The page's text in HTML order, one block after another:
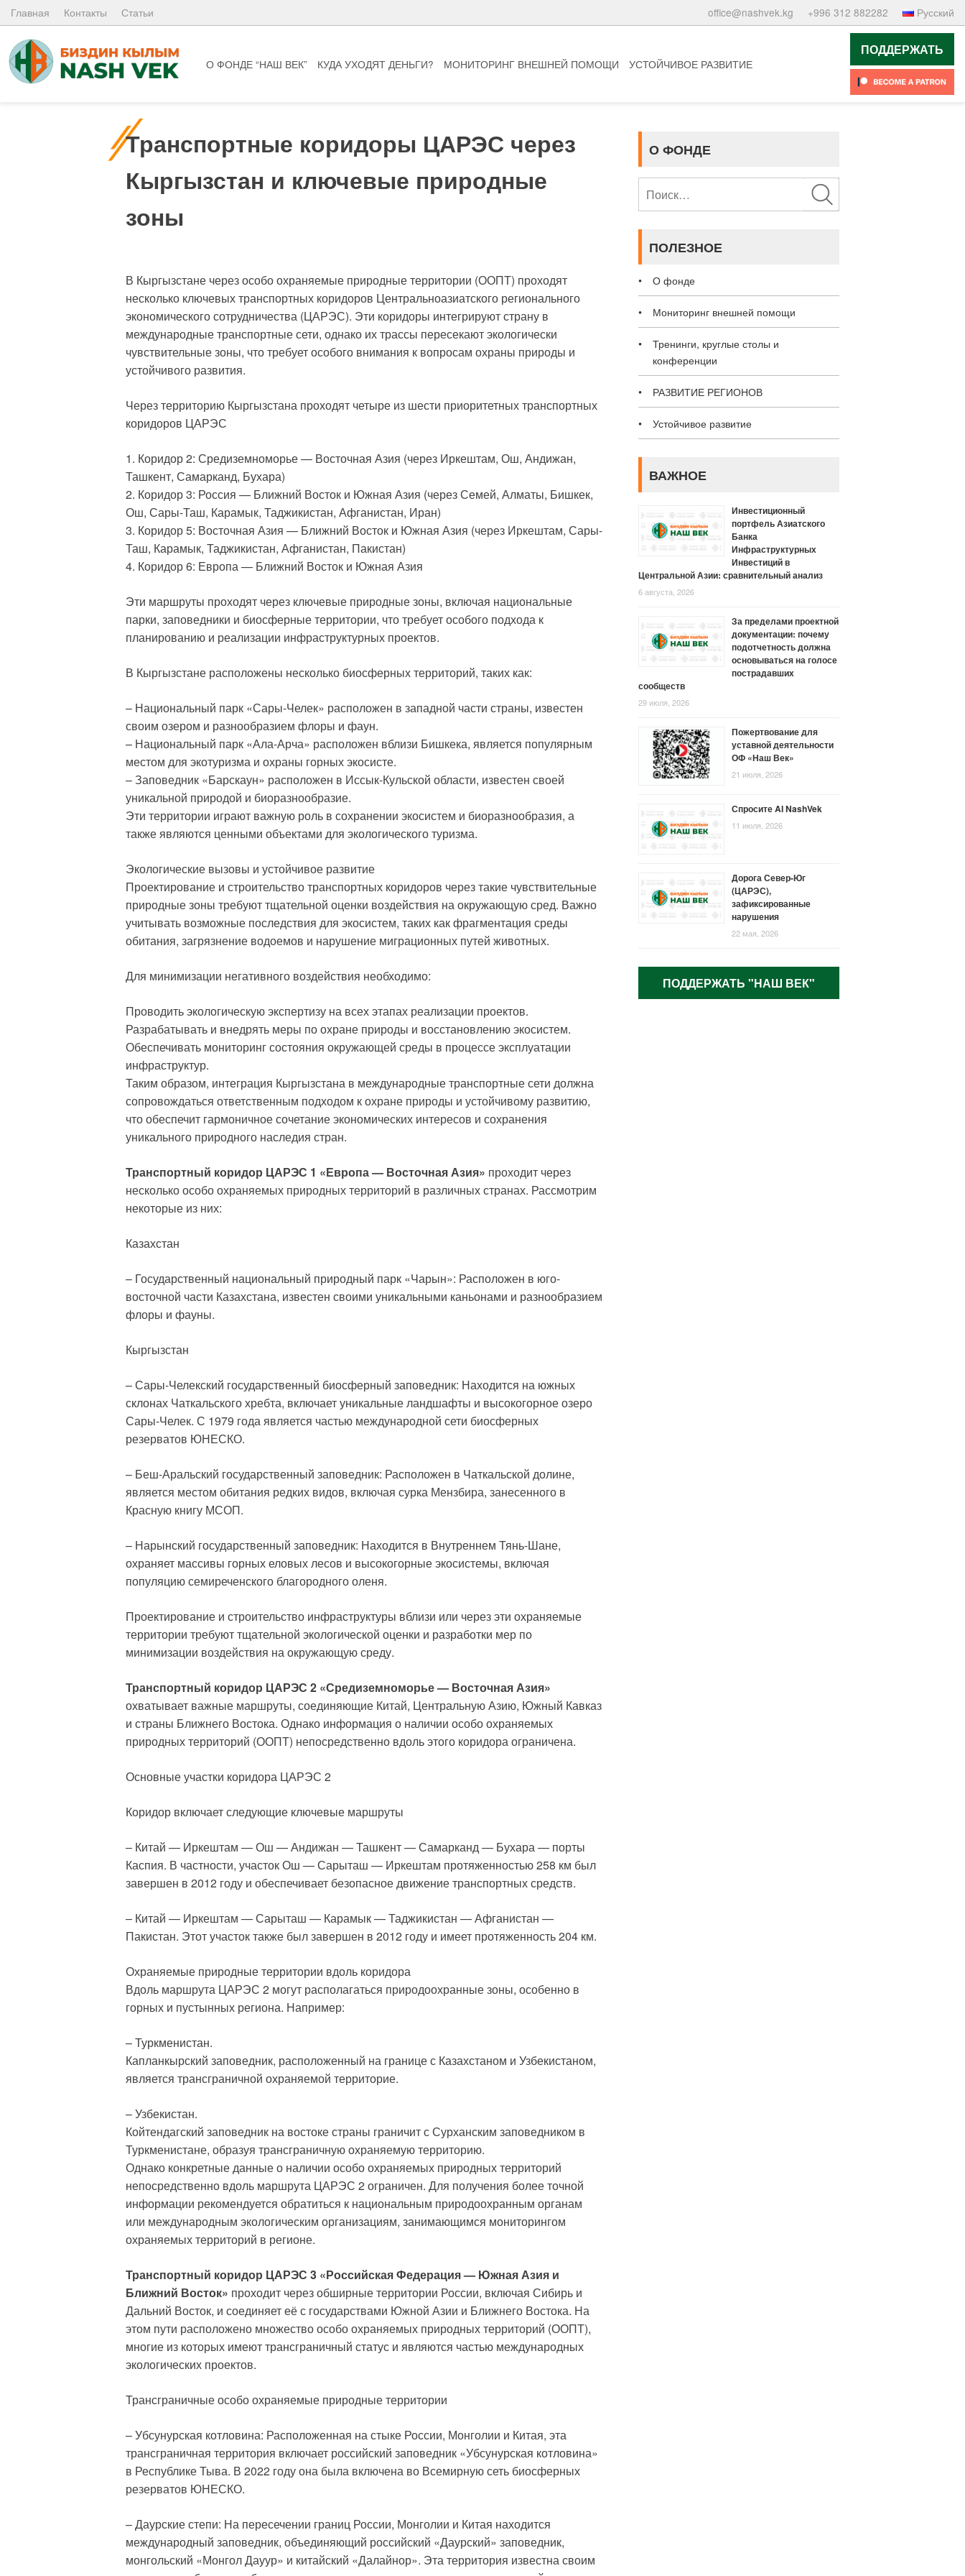
Skip
to
content
Главная Контакты Статьи office@nashvek.kg +996 312 882282 Русский
О ФОНДЕ “НАШ ВЕК” КУДА УХОДЯТ ДЕНЬГИ? МОНИТОРИНГ ВНЕШНЕЙ ПОМОЩИ УСТОЙЧИВОЕ РАЗВИТИЕ
ПОДДЕРЖАТЬ
Транспортные коридоры ЦАРЭС через
Кыргызстан и ключевые природные
зоны
В Кыргызстане через особо охраняемые природные территории (ООПТ) проходят
несколько ключевых транспортных коридоров Центральноазиатского регионального
экономического сотрудничества (ЦАРЭС). Эти коридоры интегрируют страну в
международные транспортные сети, однако их трассы пересекают экологически
чувствительные зоны, что требует особого внимания к вопросам охраны природы и
устойчивого развития.
Через территорию Кыргызстана проходят четыре из шести приоритетных транспортных
коридоров ЦАРЭС
1. Коридор 2: Средиземноморье — Восточная Азия (через Иркештам, Ош, Андижан,
Ташкент, Самарканд, Бухара)
2. Коридор 3: Россия — Ближний Восток и Южная Азия (через Семей, Алматы, Бишкек,
Ош, Сары-Таш, Карамык, Таджикистан, Афганистан, Иран)
3. Коридор 5: Восточная Азия — Ближний Восток и Южная Азия (через Иркештам, Сары-
Таш, Карамык, Таджикистан, Афганистан, Пакистан)
4. Коридор 6: Европа — Ближний Восток и Южная Азия
Эти маршруты проходят через ключевые природные зоны, включая национальные
парки, заповедники и биосферные территории, что требует особого подхода к
планированию и реализации инфраструктурных проектов.
В Кыргызстане расположены несколько биосферных территорий, таких как:
– Национальный парк «Сары-Челек» расположен в западной части страны, известен
своим озером и разнообразием флоры и фаун.
– Национальный парк «Ала-Арча» расположен вблизи Бишкека, является популярным
местом для экотуризма и охраны горных экосисте.
– Заповедник «Барскаун» расположен в Иссык-Кульской области, известен своей
уникальной природой и биоразнообразие.
Эти территории играют важную роль в сохранении экосистем и биоразнообразия, а
также являются ценными объектами для экологического туризма.
Экологические вызовы и устойчивое развитие
Проектирование и строительство транспортных коридоров через такие чувствительные
природные зоны требуют тщательной оценки воздействия на окружающую сред. Важно
учитывать возможные последствия для экосистем, таких как фрагментация среды
обитания, загрязнение водоемов и нарушение миграционных путей животных.
Для минимизации негативного воздействия необходимо:
Проводить экологическую экспертизу на всех этапах реализации проектов.
Разрабатывать и внедрять меры по охране природы и восстановлению экосистем.
Обеспечивать мониторинг состояния окружающей среды в процессе эксплуатации
инфраструктур.
Таким образом, интеграция Кыргызстана в международные транспортные сети должна
сопровождаться ответственным подходом к охране природы и устойчивому развитию,
что обеспечит гармоничное сочетание экономических интересов и сохранения
уникального природного наследия стран.
Транспортный коридор ЦАРЭС 1 «Европа — Восточная Азия» проходит через
несколько особо охраняемых природных территорий в различных странах. Рассмотрим
некоторые из них:
Казахстан
– Государственный национальный природный парк «Чарын»: Расположен в юго-
восточной части Казахстана, известен своими уникальными каньонами и разнообразием
флоры и фауны.
Кыргызстан
– Сары-Челекский государственный биосферный заповедник: Находится на южных
склонах Чаткальского хребта, включает уникальные ландшафты и высокогорное озеро
Сары-Челек. С 1979 года является частью международной сети биосферных
резерватов ЮНЕСКО.
– Беш-Аральский государственный заповедник: Расположен в Чаткальской долине,
является местом обитания редких видов, включая сурка Мензбира, занесенного в
Красную книгу МСОП.
– Нарынский государственный заповедник: Находится в Внутреннем Тянь-Шане,
охраняет массивы горных еловых лесов и высокогорные экосистемы, включая
популяцию семиреченского благородного оленя.
Проектирование и строительство инфраструктуры вблизи или через эти охраняемые
территории требуют тщательной экологической оценки и разработки мер по
минимизации воздействия на окружающую среду.
Транспортный коридор ЦАРЭС 2 «Средиземноморье — Восточная Азия»
охватывает важные маршруты, соединяющие Китай, Центральную Азию, Южный Кавказ
и страны Ближнего Востока. Однако информация о наличии особо охраняемых
природных территорий (ООПТ) непосредственно вдоль этого коридора ограничена.
Основные участки коридора ЦАРЭС 2
Коридор включает следующие ключевые маршруты
– Китай — Иркештам — Ош — Андижан — Ташкент — Самарканд — Бухара — порты
Каспия. В частности, участок Ош — Сарыташ — Иркештам протяженностью 258 км был
завершен в 2012 году и обеспечивает безопасное движение транспортных средств.
– Китай — Иркештам — Сарыташ — Карамык — Таджикистан — Афганистан —
Пакистан. Этот участок также был завершен в 2012 году и имеет протяженность 204 км.
Охраняемые природные территории вдоль коридора
Вдоль маршрута ЦАРЭС 2 могут располагаться природоохранные зоны, особенно в
горных и пустынных региона. Например:
– Туркменистан.
Капланкырский заповедник, расположенный на границе с Казахстаном и Узбекистаном,
является трансграничной охраняемой территорие.
– Узбекистан.
Койтендагский заповедник на востоке страны граничит с Сурханским заповедником в
Туркменистане, образуя трансграничную охраняемую территорию.
Однако конкретные данные о наличии особо охраняемых природных территорий
непосредственно вдоль маршрута ЦАРЭС 2 ограничен. Для получения более точной
информации рекомендуется обратиться к национальным природоохранным органам
или международным экологическим организациям, занимающимся мониторингом
охраняемых территорий в регионе.
Транспортный коридор ЦАРЭС 3 «Российская Федерация — Южная Азия и
Ближний Восток» проходит через обширные территории России, включая Сибирь и
Дальний Восток, и соединяет её с государствами Южной Азии и Ближнего Востока. На
этом пути расположено множество особо охраняемых природных территорий (ООПТ),
многие из которых имеют трансграничный статус и являются частью международных
экологических проектов.
Трансграничные особо охраняемые природные территории
– Убсунурская котловина: Расположенная на стыке России, Монголии и Китая, эта
трансграничная территория включает российский заповедник «Убсунурская котловина»
в Республике Тыва. В 2022 году она была включена во Всемирную сеть биосферных
резерватов ЮНЕСКО.
– Даурские степи: На пересечении границ России, Монголии и Китая находится
международный заповедник, объединяющий российский «Даурский» заповедник,
монгольский «Монгол Дауур» и китайский «Далайнор». Эта территория известна своим
О ФОНДЕ
ПОЛЕЗНОЕ
О фонде
Мониторинг внешней помощи
Тренинги, круглые столы и
конференции
РАЗВИТИЕ РЕГИОНОВ
Устойчивое развитие
ВАЖНОЕ
Инвестиционный
портфель Азиатского
Банка
Инфраструктурных
Инвестиций в
Центральной Азии: сравнительный анализ
6 августа, 2026
За пределами проектной
документации: почему
подотчетность должна
основываться на голосе
пострадавших
сообществ
29 июля, 2026
Пожертвование для
уставной деятельности
ОФ «Наш Век»
21 июля, 2026
Спросите AI NashVek
11 июля, 2026
Дорога Север-Юг
(ЦАРЭС),
зафиксированные
нарушения
22 мая, 2026
ПОДДЕРЖАТЬ "НАШ ВЕК"